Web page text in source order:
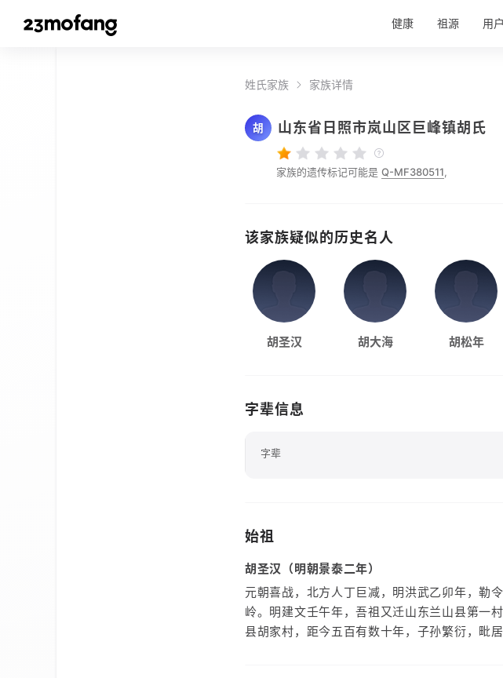
健康 祖源 用
姓氏家族 家族详情
胡 山东省日照市岚山区巨峰镇胡氏
家族的遗传标记可能是 Q-MF380511,
该家族疑似的历史名人
胡圣汉 胡大海 胡松年
字辈信息
字辈
始祖
胡圣汉（明朝景泰二年）
元朝喜战，北方人丁巨减，明洪武乙卯年，勒
岭。明建文壬午年，吾祖又迁山东兰山县第一
县胡家村，距今五百有数十年，子孙繁衍，毗